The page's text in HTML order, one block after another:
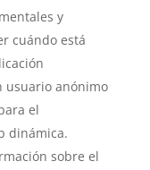
y
cuándo está
usuario anónimo
el
dinámica.
sobre el